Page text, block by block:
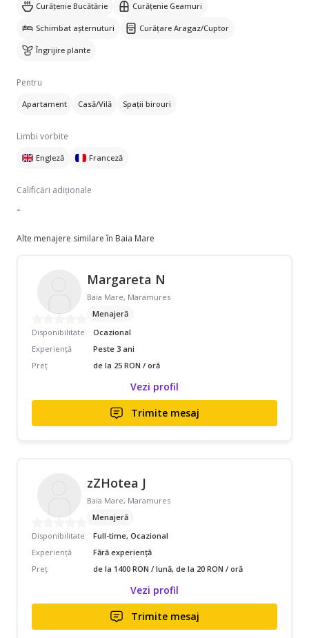
Curățenie Bucătărie Curățenie Geamuri
Schimbat așternuturi Curățare Aragaz/Cuptor
Îngrijire plante
Pentru
Apartament Casă/Vilă Spații birouri
Limbi vorbite
Engleză Franceză
Calificări adiționale
-
Alte menajere similare în Baia Mare
Margareta N
Baia Mare, Maramures
Menajeră
Disponibilitate
Ocazional
Experiență
Peste 3 ani
Preț
de la 25 RON / oră
Vezi profil
Trimite mesaj
zZHotea J
Baia Mare, Maramures
Menajeră
Disponibilitate
Full-time, Ocazional
Experiență
Fără experiență
Preț
de la 1400 RON / lună, de la 20 RON / oră
Vezi profil
Trimite mesaj